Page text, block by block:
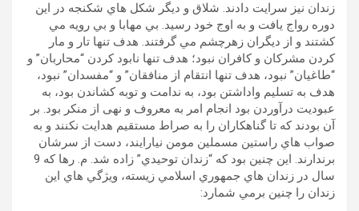
زندان نيز سرايت دادند. شلاق و ديگر شکل هاي شکنجه در اين
دوره رواج يافت و به اوج خود رسيد. بي مهابا و بي رويه مي
کشتند و از ديگران زهرچشم مي گرفتند. هدف تنها تار و مار
کردن مشرکان و کافران نبود؛ هدف تنها نابود کردن “محاربان” و
“طاغيان” نبود، هدف تنها انتقام از منافقان” و “مفسدان” نبود،
هدف به تسليم واداشتن بود، به ندامت و توبه کشاندن بود، به
عبوديت درآوردن بود انجام امر به معروف و نهی از منکر بود. بر
آن بودند که تا گناهکاران را به صراط مستقيم هدايت نکنند و به
صواب هاي راستين مسملين مومن نيارايند، دست از سرشان
برندارند. اين چنين بود که “زندان توحيدي” زاده شد. م. رها که 9
سال در زندان هاي جمهوري اسلامي زيسته، ويژگي هاي اين
زندان را چنين برمي شمارد: